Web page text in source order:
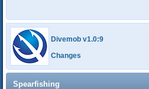
Divemob v1.0:9
Changes
Spearfishing